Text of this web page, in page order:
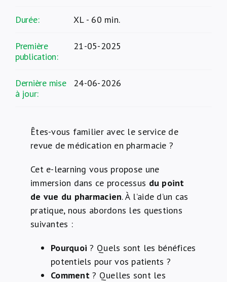
Durée: XL - 60 min.
Première
publication:
21-05-2025
Dernière mise
à jour:
24-06-2026
Êtes-vous familier avec le service de
revue de médication en pharmacie ?
Cet e-learning vous propose une
immersion dans ce processus du point
de vue du pharmacien. À l’aide d’un cas
pratique, nous abordons les questions
suivantes :
Pourquoi? Quels sont les bénéfices
potentiels pour vos patients ?
Comment? Quelles sont les